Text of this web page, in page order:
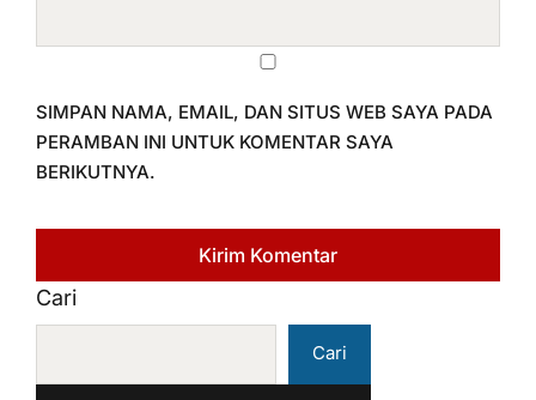
SIMPAN NAMA, EMAIL, DAN SITUS WEB SAYA PADA
PERAMBAN INI UNTUK KOMENTAR SAYA
BERIKUTNYA.
Cari
Cari